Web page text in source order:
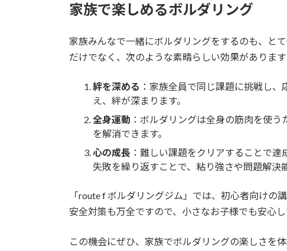
家族で楽しめるボルダリング
家族みんなで一緒にボルダリングをするのも、と
だけでなく、次のような素晴らしい効果があります
絆を深める ：家族全員で同じ課題に挑戦し
え、絆が深まります。
全身運動 ：ボルダリングは全身の筋肉を使
を解消できます。
心の成長 ：難しい課題をクリアすることで
失敗を繰り返すことで、粘り強さや問題解決
「route f ボルダリングジム」では、初心者向けの
安全対策も万全ですので、小さなお子様でも安心し
この機会にぜひ、家族でボルダリングの楽しさを